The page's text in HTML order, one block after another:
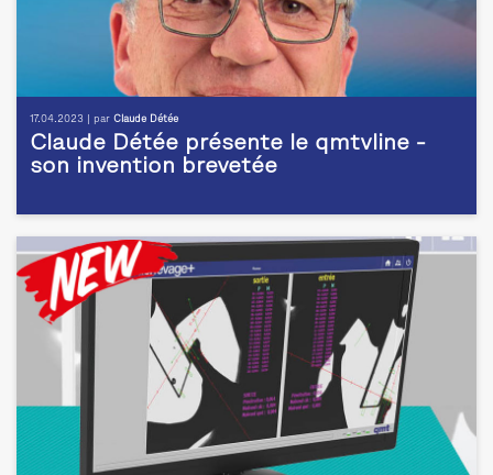
17.04.2023 | par Claude Détée
Claude Détée présente le qmtvline -
son invention brevetée